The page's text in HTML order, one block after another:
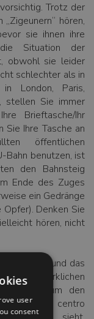
Trotz der
hören,
sie ihnen ihre
Situation der
obwohl sie leider
schlechter als in
London, Paris,
stellen Sie immer
Brieftasche/Ihr
Sie Ihre Tasche an
öffentlichen
Bahn benutzen, ist
den Bahnsteig
Ende des Zuges
ein Gedränge
Denken Sie
hören, nicht
der Welt und das
keine wirklichen
rund um den
können. Im centro
user
consent